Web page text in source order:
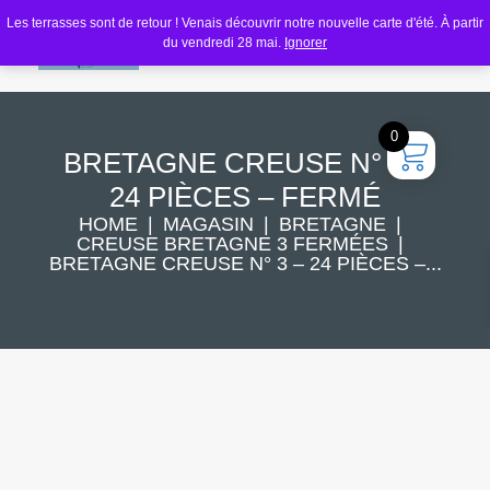
Les terrasses sont de retour ! Venais découvrir notre nouvelle carte d'été. À partir
du vendredi 28 mai. Ignorer
BRETAGNE CREUSE N° 3 –
24 PIÈCES – FERMÉ
HOME MAGASIN
BRETAGNE
CREUSE BRETAGNE 3 FERMÉES
BRETAGNE CREUSE N° 3 – 24 PIÈCES –...
0